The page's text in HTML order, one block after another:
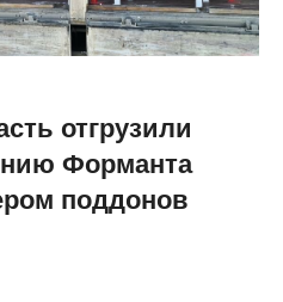
отгрузили
Форманта
поддонов